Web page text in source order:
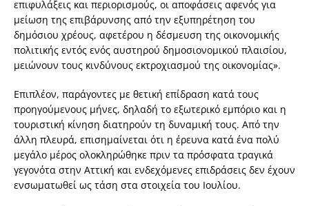
επιφυλάξεις και περιορισμούς, οι αποφάσεις αφενός για
μείωση της επιβάρυνσης από την εξυπηρέτηση του
δημόσιου χρέους, αφετέρου η δέσμευση της οικονομικής
πολιτικής εντός ενός αυστηρού δημοσιονομικού πλαισίου,
μειώνουν τους κινδύνους εκτροχιασμού της οικονομίας».
Επιπλέον, παράγοντες με θετική επίδραση κατά τους
προηγούμενους μήνες, δηλαδή το εξωτερικό εμπόριο και η
τουριστική κίνηση διατηρούν τη δυναμική τους. Από την
άλλη πλευρά, επισημαίνεται ότι η έρευνα κατά ένα πολύ
μεγάλο μέρος ολοκληρώθηκε πριν τα πρόσφατα τραγικά
γεγονότα στην Αττική και ενδεχόμενες επιδράσεις δεν έχουν
ενσωματωθεί ως τάση στα στοιχεία του Ιουλίου.